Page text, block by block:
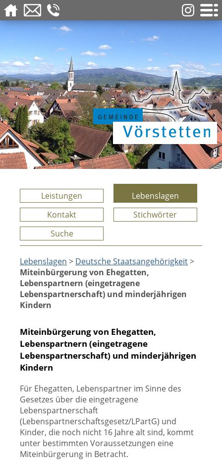
Leistungen
Lebenslagen
Kontakt
Stichwörter
Suche
Lebenslagen > Deutsche Staatsangehörigkeit>
Miteinbürgerung von Ehegatten,
Lebenspartnern (eingetragene
Lebenspartnerschaft) und minderjährigen
Kindern
Miteinbürgerung von Ehegatten,
Lebenspartnern (eingetragene
Lebenspartnerschaft) und minderjährigen
Kindern
Für Ehegatten, Lebenspartner im Sinne des
Gesetzes über die eingetragene
Lebenspartnerschaft
(Lebenspartnerschaftsgesetz/LPartG) und
Kinder, die noch nicht 16 Jahre alt sind, kommt
unter bestimmten Voraussetzungen eine
Miteinbürgerung in Betracht.